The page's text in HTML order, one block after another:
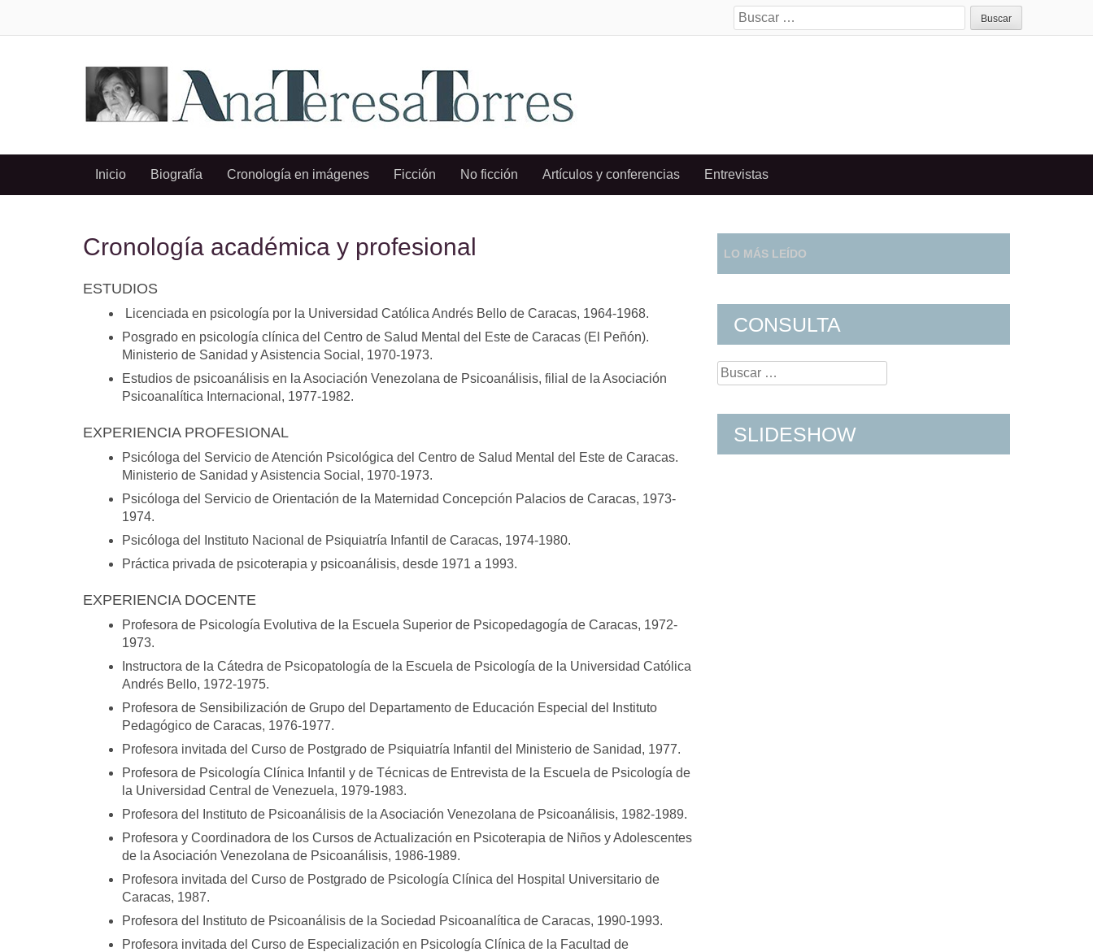
Search
for:
Inicio Biografía Cronología en imágenes Ficción No ficción Artículos y conferencias Entrevistas
Cronología académica y profesional
ESTUDIOS
Licenciada en psicología por la Universidad Católica Andrés Bello de Caracas, 1964-1968.
Posgrado en psicología clínica del Centro de Salud Mental del Este de Caracas (El Peñón).
Ministerio de Sanidad y Asistencia Social, 1970-1973.
Estudios de psicoanálisis en la Asociación Venezolana de Psicoanálisis, filial de la Asociación
Psicoanalítica Internacional, 1977-1982.
EXPERIENCIA PROFESIONAL
Psicóloga del Servicio de Atención Psicológica del Centro de Salud Mental del Este de Caracas.
Ministerio de Sanidad y Asistencia Social, 1970-1973.
Psicóloga del Servicio de Orientación de la Maternidad Concepción Palacios de Caracas, 1973-
1974.
Psicóloga del Instituto Nacional de Psiquiatría Infantil de Caracas, 1974-1980.
Práctica privada de psicoterapia y psicoanálisis, desde 1971 a 1993.
EXPERIENCIA DOCENTE
Profesora de Psicología Evolutiva de la Escuela Superior de Psicopedagogía de Caracas, 1972-
1973.
Instructora de la Cátedra de Psicopatología de la Escuela de Psicología de la Universidad Católica
Andrés Bello, 1972-1975.
Profesora de Sensibilización de Grupo del Departamento de Educación Especial del Instituto
Pedagógico de Caracas, 1976-1977.
Profesora invitada del Curso de Postgrado de Psiquiatría Infantil del Ministerio de Sanidad, 1977.
Profesora de Psicología Clínica Infantil y de Técnicas de Entrevista de la Escuela de Psicología de
la Universidad Central de Venezuela, 1979-1983.
Profesora del Instituto de Psicoanálisis de la Asociación Venezolana de Psicoanálisis, 1982-1989.
Profesora y Coordinadora de los Cursos de Actualización en Psicoterapia de Niños y Adolescentes
de la Asociación Venezolana de Psicoanálisis, 1986-1989.
Profesora invitada del Curso de Postgrado de Psicología Clínica del Hospital Universitario de
Caracas, 1987.
Profesora del Instituto de Psicoanálisis de la Sociedad Psicoanalítica de Caracas, 1990-1993.
Profesora invitada del Curso de Especialización en Psicología Clínica de la Facultad de
LO MÁS LEÍDO
CONSULTA
Search
for:
SLIDESHOW